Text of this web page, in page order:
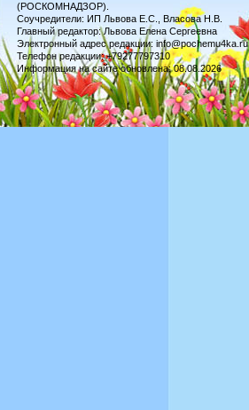
(РОСКОМНАДЗОР).
Соучредители: ИП Львова Е.С., Власова Н.В.
Главный редактор: Львова Елена Сергеевна
Электронный адрес редакции: info@pochemu4ka.ru
Телефон редакции: +79277797310
Информация на сайте обновлена: 08.08.2026